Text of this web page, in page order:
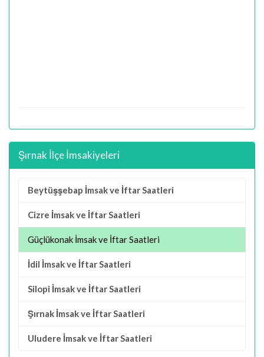
Şırnak İlçe İmsakiyeleri
Beytüşşebap İmsak ve İftar Saatleri
Cizre İmsak ve İftar Saatleri
Güçlükonak İmsak ve İftar Saatleri
İdil İmsak ve İftar Saatleri
Silopi İmsak ve İftar Saatleri
Şırnak İmsak ve İftar Saatleri
Uludere İmsak ve İftar Saatleri